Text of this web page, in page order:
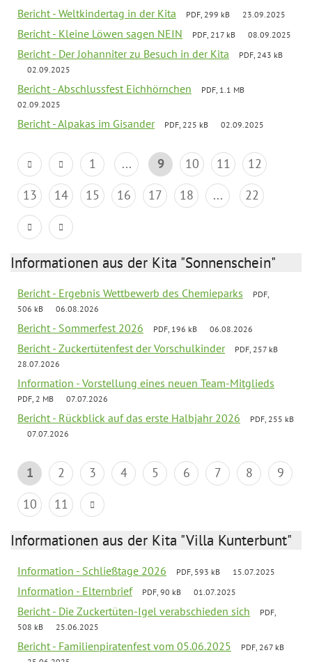
Bericht - Weltkindertag in der Kita PDF, 299 kB 23.09.2025
Bericht - Kleine Löwen sagen NEIN PDF, 217 kB 08.09.2025
Bericht - Der Johanniter zu Besuch in der Kita
PDF, 243 kB
02.09.2025
Bericht - Abschlussfest Eichhörnchen
PDF, 1.1 MB
02.09.2025
Bericht - Alpakas im Gisander PDF, 225 kB 02.09.2025
1 ... 9 10 11
12
13
14 15 16 17 18 ... 22
Informationen aus der Kita "Sonnenschein"
Bericht - Ergebnis Wettbewerb des Chemieparks
PDF,
506 kB
06.08.2026
Bericht - Sommerfest 2026 PDF, 196 kB 06.08.2026
Bericht - Zuckertütenfest der Vorschulkinder
PDF, 257 kB
28.07.2026
Information - Vorstellung eines neuen Team-Mitglieds
PDF, 2 MB 07.07.2026
Bericht - Rückblick auf das erste Halbjahr 2026
PDF, 255 kB
07.07.2026
1 2 3 4 5 6 7 8
9
10
11
Informationen aus der Kita "Villa Kunterbunt"
Information - Schließtage 2026 PDF, 593 kB 15.07.2025
Information - Elternbrief PDF, 90 kB 01.07.2025
Bericht - Die Zuckertüten-Igel verabschieden sich
PDF,
508 kB
25.06.2025
Bericht - Familienpiratenfest vom 05.06.2025
PDF, 267 kB